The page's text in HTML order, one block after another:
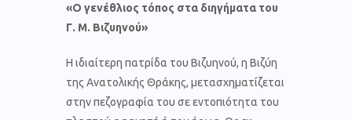
«Ο γενέθλιος τόπος στα διηγήματα του
Γ. Μ. Βιζυηνού»
Η ιδιαίτερη πατρίδα του Βιζυηνού, η Βιζύη
της Ανατολικής Θράκης, μετασχηματίζεται
στην πεζογραφία του σε εντοπιότητα του